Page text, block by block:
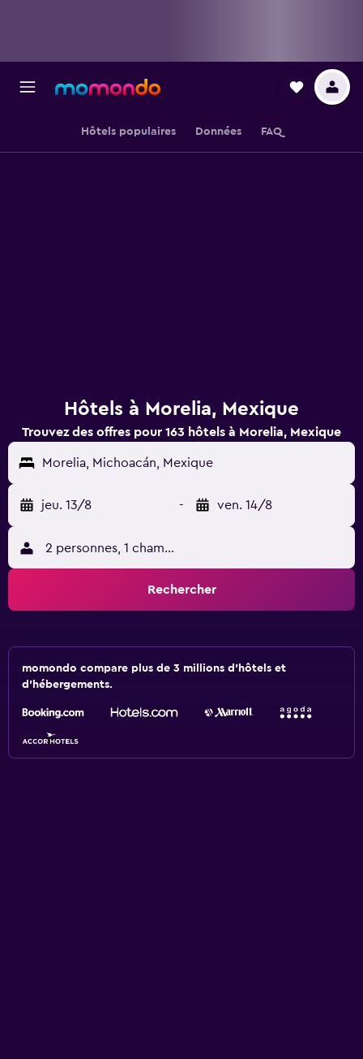
Hôtels populaires Données FAQ
Hôtels à Morelia, Mexique
Trouvez des offres pour 163 hôtels à Morelia, Mexique
Morelia, Michoacán, Mexique
jeu. 13/8 - ven. 14/8
2 personnes, 1 chambre
Rechercher
momondo compare plus de 3 millions d'hôtels et
d'hébergements.